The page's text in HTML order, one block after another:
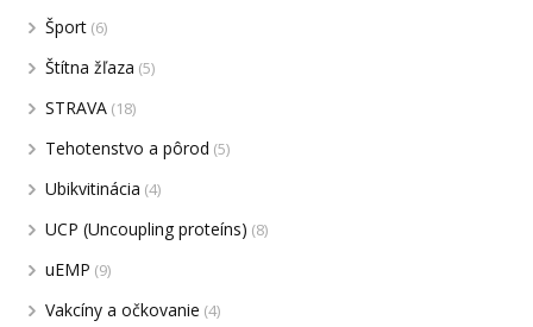
Šport (6)
Štítna žľaza (5)
STRAVA (18)
Tehotenstvo a pôrod (5)
Ubikvitinácia (4)
UCP (Uncoupling proteíns) (8)
uEMP (9)
Vakcíny a očkovanie (4)